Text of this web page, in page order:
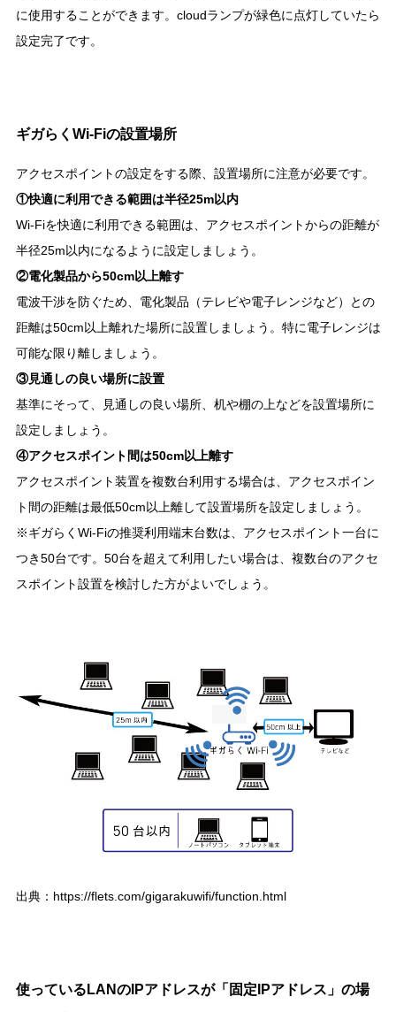
に使用することができます。cloudランプが緑色に点灯していたら
設定完了です。
ギガらくWi-Fiの設置場所
アクセスポイントの設定をする際、設置場所に注意が必要です。
①快適に利用できる範囲は半径25m以内
Wi-Fiを快適に利用できる範囲は、アクセスポイントからの距離が
半径25m以内になるように設定しましょう。
②電化製品から50cm以上離す
電波干渉を防ぐため、電化製品（テレビや電子レンジなど）との
距離は50cm以上離れた場所に設置しましょう。特に電子レンジは
可能な限り離しましょう。
③見通しの良い場所に設置
基準にそって、見通しの良い場所、机や棚の上などを設置場所に
設定しましょう。
④アクセスポイント間は50cm以上離す
アクセスポイント装置を複数台利用する場合は、アクセスポイン
ト間の距離は最低50cm以上離して設置場所を設定しましょう。
※ギガらくWi-Fiの推奨利用端末台数は、アクセスポイント一台に
つき50台です。50台を超えて利用したい場合は、複数台のアクセ
スポイント設置を検討した方がよいでしょう。
出典：https://flets.com/gigarakuwifi/function.html
使っているLANのIPアドレスが「固定IPアドレス」の場